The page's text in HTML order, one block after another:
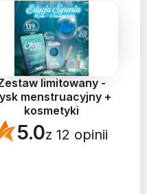
limitowany -
menstruacyjny +
kosmetyki
5.0z 12 opinii